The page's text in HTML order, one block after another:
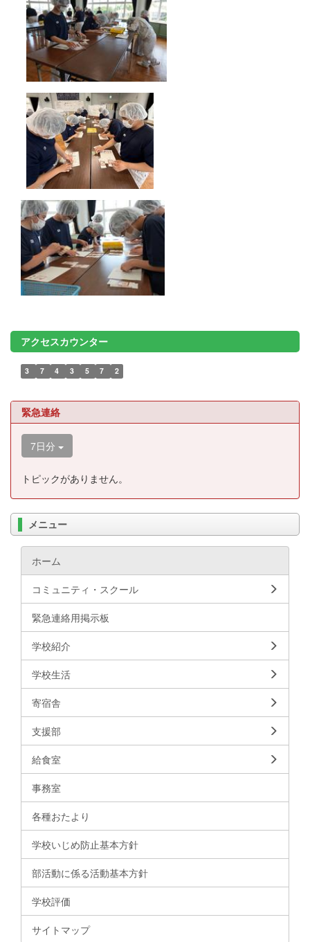
アクセスカウンター
3 7 4 3 5 7 2
緊急連絡
7日分
トピックがありません。
メニュー
ホーム
コミュニティ・スクール
緊急連絡用掲示板
学校紹介
学校生活
寄宿舎
支援部
給食室
事務室
各種おたより
学校いじめ防止基本方針
部活動に係る活動基本方針
学校評価
サイトマップ